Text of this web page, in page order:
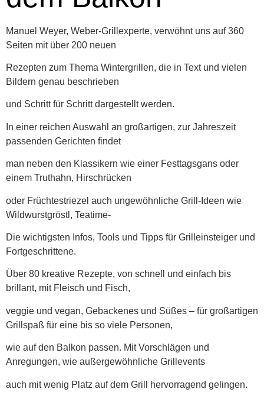
Manuel Weyer, Weber-Grillexperte, verwöhnt uns auf 360
Seiten mit über 200 neuen
Rezepten zum Thema Wintergrillen, die in Text und vielen
Bildern genau beschrieben
und Schritt für Schritt dargestellt werden.
In einer reichen Auswahl an großartigen, zur Jahreszeit
passenden Gerichten findet
man neben den Klassikern wie einer Festtagsgans oder
einem Truthahn, Hirschrücken
oder Früchtestriezel auch ungewöhnliche Grill-Ideen wie
Wildwurstgröstl, Teatime-
Die wichtigsten Infos, Tools und Tipps für Grilleinsteiger und
Fortgeschrittene.
Über 80 kreative Rezepte, von schnell und einfach bis
brillant, mit Fleisch und Fisch,
veggie und vegan, Gebackenes und Süßes – für großartigen
Grillspaß für eine bis so viele Personen,
wie auf den Balkon passen. Mit Vorschlägen und
Anregungen, wie außergewöhnliche Grillevents
auch mit wenig Platz auf dem Grill hervorragend gelingen.